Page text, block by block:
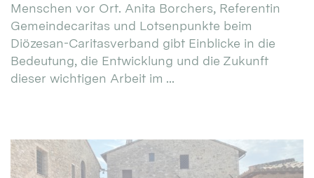
Menschen vor Ort. Anita Borchers, Referentin
Gemeindecaritas und Lotsenpunkte beim
Diözesan-Caritasverband gibt Einblicke in die
Bedeutung, die Entwicklung und die Zukunft
dieser wichtigen Arbeit im ...